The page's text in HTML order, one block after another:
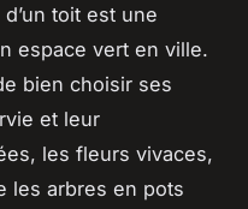
toit est une
espace vert en ville.
bien choisir ses
et leur
les fleurs vivaces,
les arbres en pots